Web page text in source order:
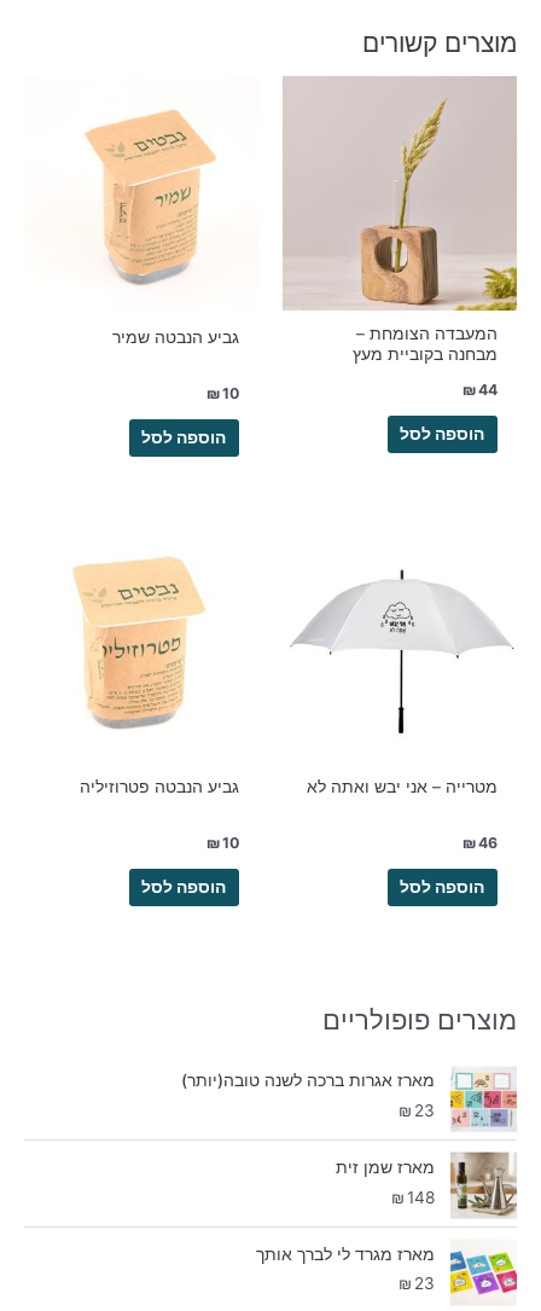
מוצרים קשורים
המעבדה הצומחת –
מבחנה בקוביית מעץ
₪44
הוספה לסל
גביע הנבטה שמיר
₪10
הוספה לסל
מטרייה – אני יבש ואתה לא
₪46
הוספה לסל
גביע הנבטה פטרוזיליה
₪10
הוספה לסל
מוצרים פופולריים
מארז אגרות ברכה לשנה טובה(יותר)
₪ 23
מארז שמן זית
₪148
מארז מגרד לי לברך אותך
₪ 23